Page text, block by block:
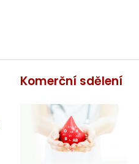
Komerční sdělení